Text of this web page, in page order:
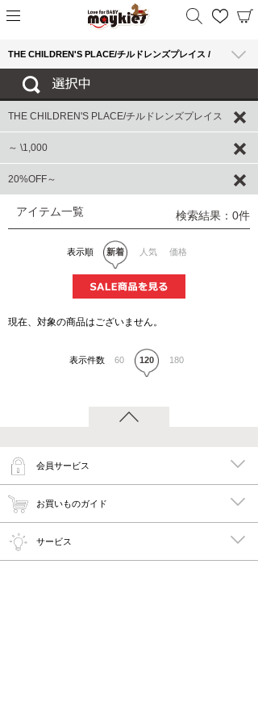
THE CHILDREN'S PLACE/チルドレンズプレイス /
THE CHILDREN'S PLACE/チルドレンズプレイス
～ \1,000
20%OFF～
アイテム一覧 検索結果：0件
表示順 新着 人気 価格
現在、対象の商品はございません。
表示件数 60 120 180
会員サービス
お買いものガイド
サービス